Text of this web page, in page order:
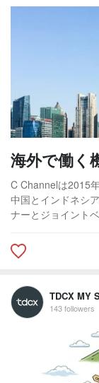
海外で働く
C Channelは2015
中国とインドネシ
ナーとジョイント
TDCX MY
143 followers